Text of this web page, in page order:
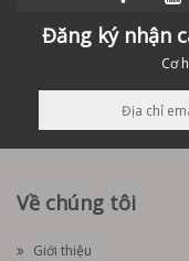
Đăng ký nhận
Cơ
Về chúng tôi
Giới thiệu